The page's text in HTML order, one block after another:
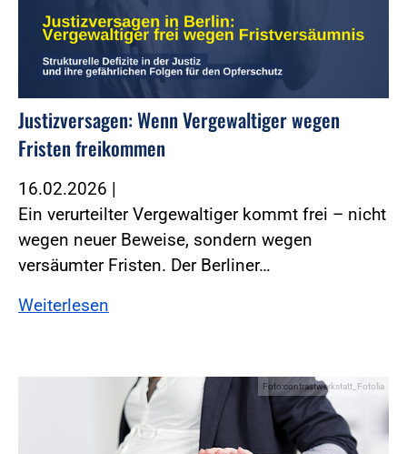
Justizversagen: Wenn Vergewaltiger wegen
Fristen freikommen
16.02.2026 |
Ein verurteilter Vergewaltiger kommt frei – nicht
wegen neuer Beweise, sondern wegen
versäumter Fristen. Der Berliner…
Weiterlesen
Foto:contrastwerkstatt_Fotolia